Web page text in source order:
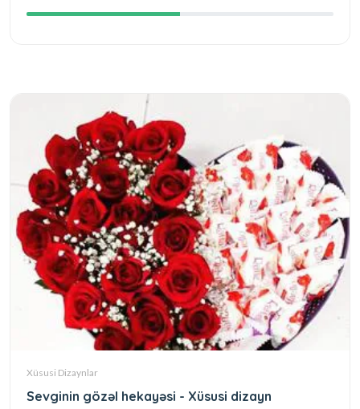
Xüsusi Dizaynlar
Sevginin gözəl hekayəsi - Xüsusi dizayn